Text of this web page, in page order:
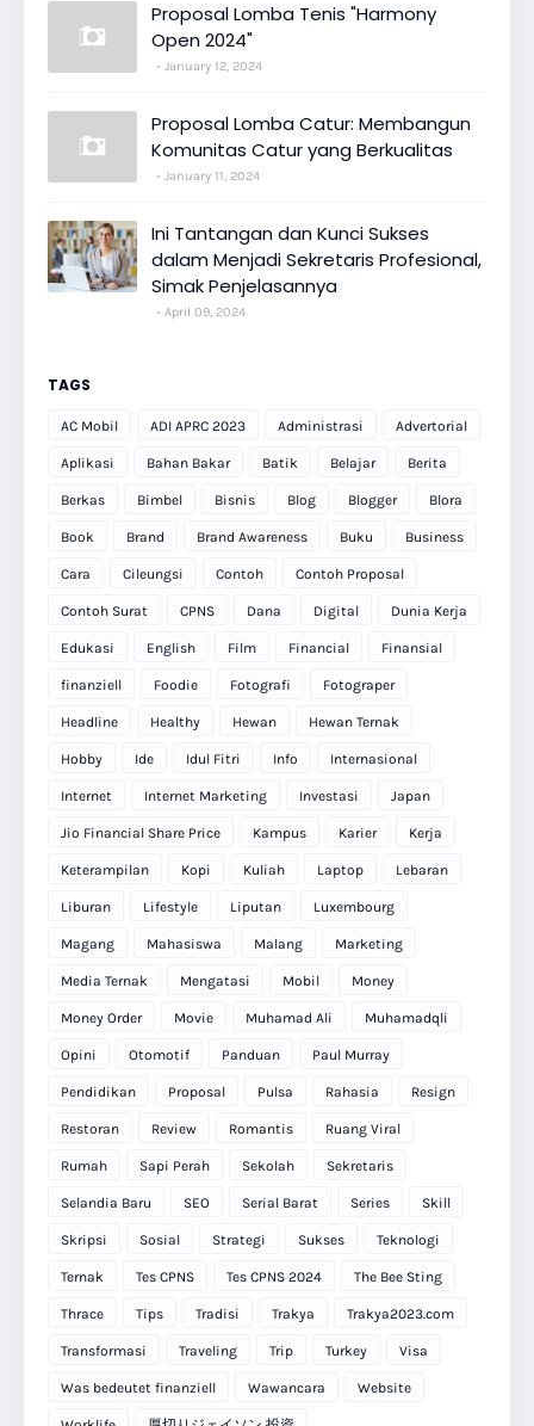
Proposal Lomba Tenis "Harmony
Open 2024"
January 12, 2024
Proposal Lomba Catur: Membangun
Komunitas Catur yang Berkualitas
January 11, 2024
Ini Tantangan dan Kunci Sukses
dalam Menjadi Sekretaris Profesional,
Simak Penjelasannya
April 09, 2024
TAGS
AC Mobil ADI APRC 2023 Administrasi Advertorial
Aplikasi Bahan Bakar Batik Belajar Berita
Berkas Bimbel Bisnis Blog Blogger Blora
Book Brand Brand Awareness Buku Business
Cara Cileungsi Contoh Contoh Proposal
Contoh Surat CPNS Dana Digital Dunia Kerja
Edukasi English Film Financial Finansial
finanziell Foodie Fotografi Fotograper
Headline Healthy Hewan Hewan Ternak
Hobby Ide Idul Fitri Info Internasional
Internet Internet Marketing Investasi Japan
Jio Financial Share Price Kampus Karier Kerja
Keterampilan Kopi Kuliah Laptop Lebaran
Liburan Lifestyle Liputan Luxembourg
Magang Mahasiswa Malang Marketing
Media Ternak Mengatasi Mobil Money
Money Order Movie Muhamad Ali Muhamadqli
Opini Otomotif Panduan Paul Murray
Pendidikan Proposal Pulsa Rahasia Resign
Restoran Review Romantis Ruang Viral
Rumah Sapi Perah Sekolah Sekretaris
Selandia Baru SEO Serial Barat Series Skill
Skripsi Sosial Strategi Sukses Teknologi
Ternak Tes CPNS Tes CPNS 2024 The Bee Sting
Thrace Tips Tradisi Trakya Trakya2023.com
Transformasi Traveling Trip Turkey Visa
Was bedeutet finanziell Wawancara Website